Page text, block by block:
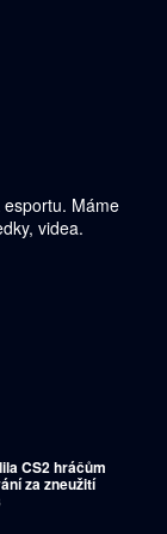
Máme
videa.
CS2 hráčům
za zneužití